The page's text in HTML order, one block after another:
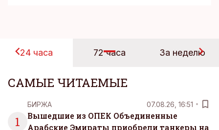
24 часа 72 часа За неделю
САМЫЕ ЧИТАЕМЫЕ
1
БИРЖА 07.08.26, 16:51
Вышедшие из ОПЕК Объединенные
Арабские Эмираты приобрели танкеры на